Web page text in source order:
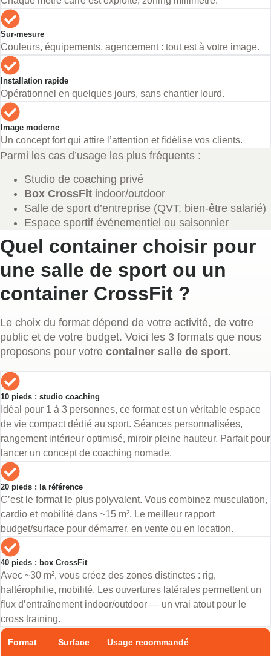
Sur-mesure
Couleurs, équipements, agencement : tout est à votre image.
Installation rapide
Opérationnel en quelques jours, sans chantier lourd.
Image moderne
Un concept fort qui attire l’attention et fidélise vos clients.
Parmi les cas d’usage les plus fréquents :
Studio de coaching privé
Box CrossFit indoor/outdoor
Salle de sport d’entreprise (QVT, bien-être salarié)
Espace sportif événementiel ou saisonnier
Quel container choisir pour
une salle de sport ou un
container CrossFit ?
Le choix du format dépend de votre activité, de votre
public et de votre budget. Voici les 3 formats que nous
proposons pour votre container salle de sport.
10 pieds : studio coaching
Idéal pour 1 à 3 personnes, ce format est un véritable espace
de vie compact dédié au sport. Séances personnalisées,
rangement intérieur optimisé, miroir pleine hauteur. Parfait pour
lancer un concept de coaching nomade.
20 pieds : la référence
C’est le format le plus polyvalent. Vous combinez musculation,
cardio et mobilité dans ~15 m². Le meilleur rapport
budget/surface pour démarrer, en vente ou en location.
40 pieds : box CrossFit
Avec ~30 m², vous créez des zones distinctes : rig,
haltérophilie, mobilité. Les ouvertures latérales permettent un
flux d’entraînement indoor/outdoor — un vrai atout pour le
cross training.
Format Surface Usage recommandé